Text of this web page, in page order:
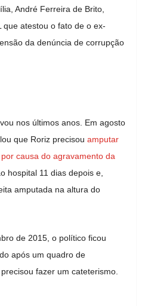
André Ferreira de Brito,
que atestou o fato de o ex-
da denúncia de corrupção
nos últimos anos. Em agosto
que Roriz precisou amputar
causa do agravamento da
hospital 11 dias depois e,
amputada na altura do
de 2015, o político ficou
após um quadro de
fazer um cateterismo.